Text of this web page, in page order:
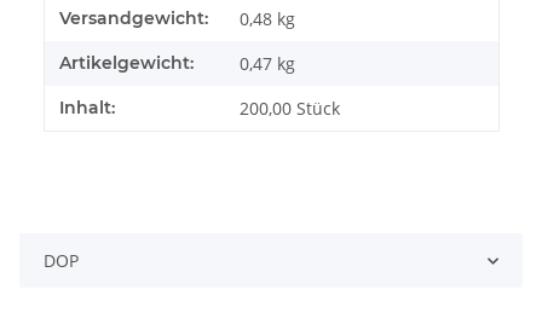
Produkteigenschaft
Wert
Versandgewicht: 0,48 kg
Artikelgewicht: 0,47 kg
Inhalt: 200,00 Stück
DOP